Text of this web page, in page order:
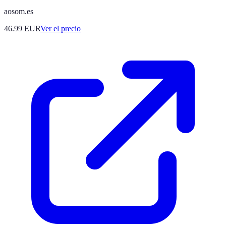
aosom.es
46.99 EURVer el precio